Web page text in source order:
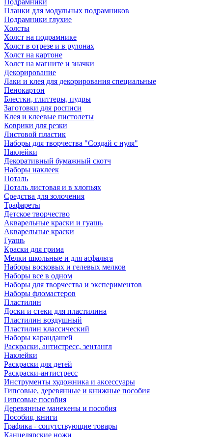
Подрамники
Планки для модульных подрамников
Подрамники глухие
Холсты
Холст на подрамнике
Холст в отрезе и в рулонах
Холст на картоне
Холст на магните и значки
Декорирование
Лаки и клея для декорирования специальные
Пенокартон
Блестки, глиттеры, пудры
Заготовки для росписи
Клея и клеевые пистолеты
Коврики для резки
Листовой пластик
Наборы для творчества "Создай с нуля"
Наклейки
Декоративный бумажный скотч
Наборы наклеек
Поталь
Поталь листовая и в хлопьях
Средства для золочения
Трафареты
Детское творчество
Акварельные краски и гуашь
Акварельные краски
Гуашь
Краски для грима
Мелки школьные и для асфальта
Наборы восковых и гелевых мелков
Наборы все в одном
Наборы для творчества и экспериментов
Наборы фломастеров
Пластилин
Доски и стеки для пластилина
Пластилин воздушный
Пластилин классический
Наборы карандашей
Раскраски, антистресс, зентангл
Наклейки
Раскраски для детей
Раскраски-антистресс
Инструменты художника и аксессуары
Гипсовые, деревянные и книжные пособия
Гипсовые пособия
Деревянные манекены и пособия
Пособия, книги
Графика - сопутствующие товары
Канцелярские ножи